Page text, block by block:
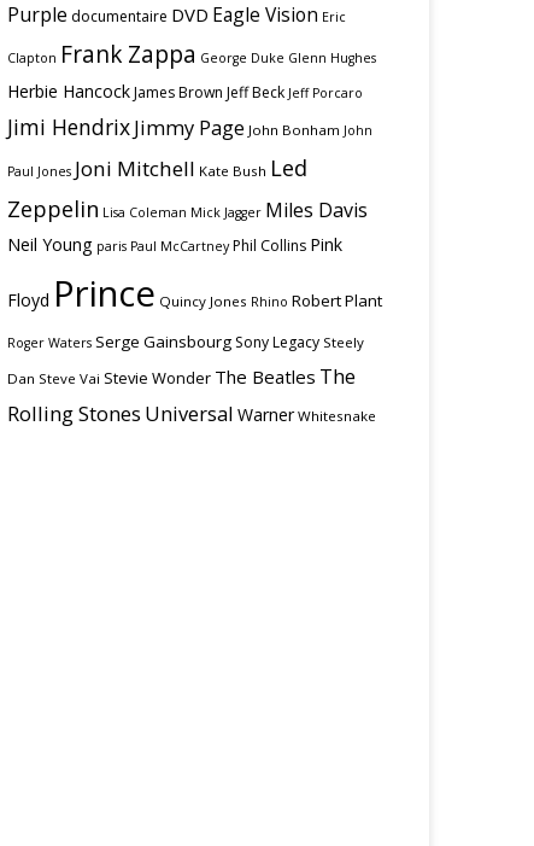
Purple documentaire DVD Eagle Vision Eric
Clapton Frank Zappa George Duke Glenn Hughes
Herbie Hancock James Brown Jeff Beck Jeff Porcaro
Jimi HendrixJimmy Page John Bonham John
Paul Jones Joni Mitchell Kate Bush Led
Zeppelin Lisa Coleman Mick Jagger Miles Davis
Neil Young paris Paul McCartney Phil Collins Pink
Floyd Prince Quincy Jones Rhino Robert Plant
Roger Waters Serge Gainsbourg Sony Legacy Steely
Dan Steve Vai Stevie Wonder The Beatles The
Rolling Stones Universal Warner Whitesnake